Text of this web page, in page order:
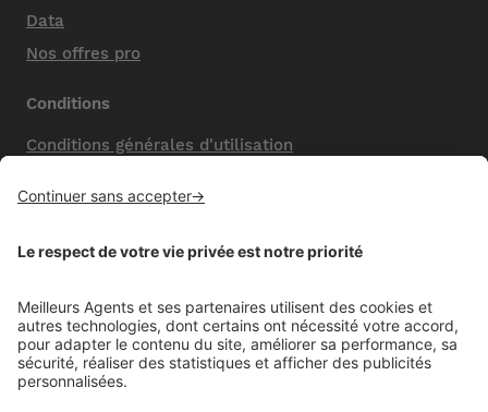
Data
Nos offres pro
Conditions
Conditions générales d'utilisation
Nos honoraires de vente
Politique de confidentialité
Mentions comparateur
Aide